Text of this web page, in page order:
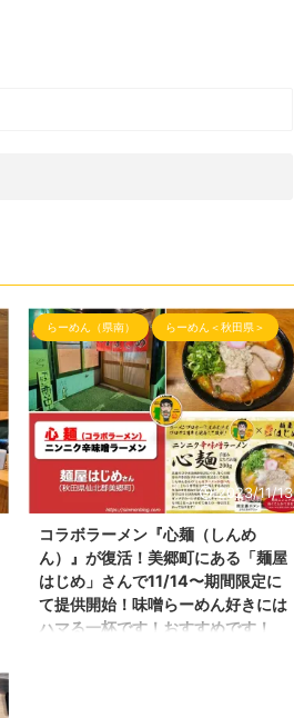
らーめん（県南） らーめん＜秋田県＞
2023/11/13
コラボラーメン『心麺（しんめ
ん）』が復活！美郷町にある「麺屋
はじめ」さんで11/14〜期間限定に
て提供開始！味噌らーめん好きには
ハマる一杯です！おすすめです！